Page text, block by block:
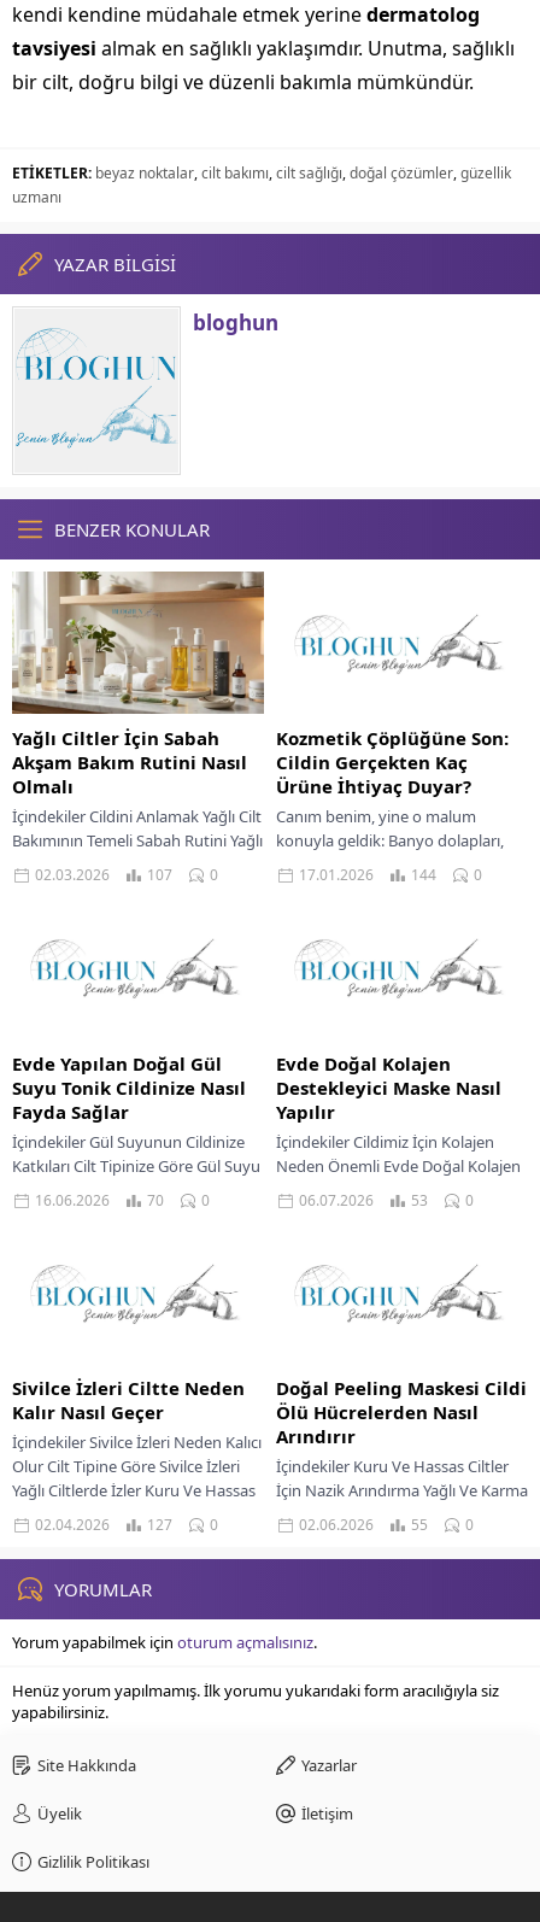
kendi kendine müdahale etmek yerinedermatolog
tavsiyesi almak en sağlıklı yaklaşımdır. Unutma, sağlıklı
bir cilt, doğru bilgi ve düzenli bakımla mümkündür.
ETİKETLER: beyaz noktalar,cilt bakımı,cilt sağlığı,doğal çözümler,güzellik
uzmanı
YAZAR BİLGİSİ
bloghun
BENZER KONULAR
Yağlı Ciltler İçin Sabah
Akşam Bakım Rutini Nasıl
Olmalı
İçindekiler Cildini Anlamak Yağlı Cilt
Bakımının Temeli Sabah Rutini Yağlı
Ciltler İçin Doğal Yöntemlerle Cilt
Temizliği Yağ Dengesini Koruma
02.03.2026 107 0
Kozmetik Çöplüğüne Son:
Cildin Gerçekten Kaç
Ürüne İhtiyaç Duyar?
Canım benim, yine o malum
konuyla geldik: Banyo dolapları,
çekmeceler, makyaj çantaları… Her
yerden fışkıran o bitmek bilmeyen
17.01.2026 144 0
Evde Yapılan Doğal Gül
Suyu Tonik Cildinize Nasıl
Fayda Sağlar
İçindekiler Gül Suyunun Cildinize
Katkıları Cilt Tipinize Göre Gül Suyu
Mucizesi Günlük Cilt Bakımınıza Gül
Suyunu Dahil Edin Evde Kendi...
16.06.2026 70 0
Evde Doğal Kolajen
Destekleyici Maske Nasıl
Yapılır
İçindekiler Cildimiz İçin Kolajen
Neden Önemli Evde Doğal Kolajen
Desteği Cilt Tipine Göre Maske
Seçimi Kuru Ciltler İçin Nem
06.07.2026 53 0
Sivilce İzleri Ciltte Neden
Kalır Nasıl Geçer
İçindekiler Sivilce İzleri Neden Kalıcı
Olur Cilt Tipine Göre Sivilce İzleri
Yağlı Ciltlerde İzler Kuru Ve Hassas
Ciltlerde İzler Karma...
02.04.2026 127 0
Doğal Peeling Maskesi Cildi
Ölü Hücrelerden Nasıl
Arındırır
İçindekiler Kuru Ve Hassas Ciltler
İçin Nazik Arındırma Yağlı Ve Karma
Ciltler İçin Derin Temizlik Cildine
Uygun Peeling Sıklığı Güvenli...
02.06.2026 55 0
YORUMLAR
Yorum yapabilmek için oturum açmalısınız.
Henüz yorum yapılmamış. İlk yorumu yukarıdaki form aracılığıyla siz
yapabilirsiniz.
Site Hakkında Yazarlar
Üyelik İletişim
Gizlilik Politikası